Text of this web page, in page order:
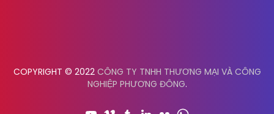
COPYRIGHT © 2022 CÔNG TY TNHH THƯƠNG MẠI VÀ CÔNG
NGHIỆP PHƯƠNG ĐÔNG.